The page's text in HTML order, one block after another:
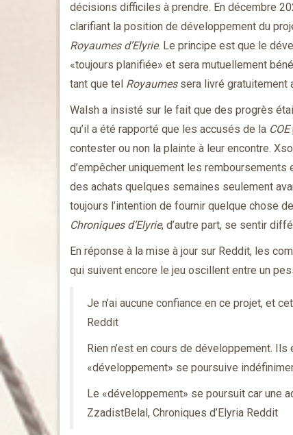
décisions difficiles à prendre. En décembre
clarifiant la position de développement du
Royaumes d’Elyrie. Le principe est que le
«toujours planifiée» et sera mutuellement
tant que tel Royaumes sera livré gratuitement
Walsh a insisté sur le fait que des progrès
qu’il a été rapporté que les accusés de la COE
contester ou non la plainte à leur encontre.
d’empêcher uniquement les
des achats quelques semaines seulement
toujours l’intention de fournir quelque chose
Chroniques d’Elyrie, d’autre part, se sentir
En réponse à la mise à jour sur Reddit, les
qui suivent encore le jeu oscillent entre un
Je n’ai aucune confiance en ce projet, et
Reddit
Rien n’est en cours de développement.
«développement» se poursuive
Le «développement» se poursuit car une
ZzadistBelal, Chroniques d’Elyria Reddit